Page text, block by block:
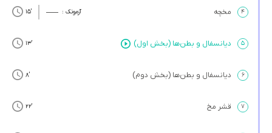
۴ مخچه آزمونک : ’15
۵ دیانسفال و بطن‌ها (بخش اول) ’13
۶ دیانسفال و بطن‌ها (بخش دوم) ’8
۷ قشر مخ ’22